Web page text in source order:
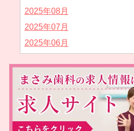
2025年08月
2025年07月
2025年06月
2025年04月
2025年02月
2025年01月
2024年12月